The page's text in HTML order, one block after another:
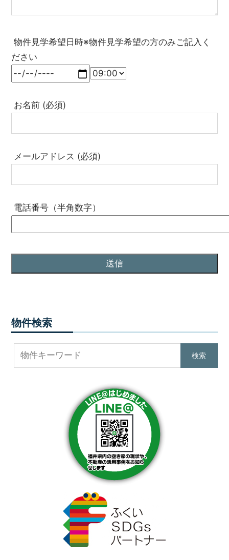
物件見学希望日時※物件見学希望の方のみご記入く
ださい
お名前 (必須)
メールアドレス (必須)
電話番号（半角数字）
物件検索